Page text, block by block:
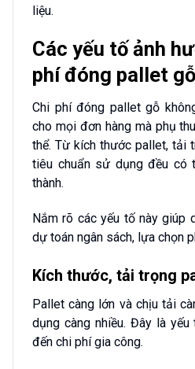
liệu.
Các yếu tố ảnh
phí đóng pallet gỗ
Chi phí đóng pallet gỗ
cho mọi đơn hàng mà phụ
thể. Từ kích thước pallet, tải
tiêu chuẩn sử dụng đều có
thành.
Nắm rõ các yếu tố này giúp
dự toán ngân sách, lựa chọn
Kích thước, tải trọng
Pallet càng lớn và chịu tải
dụng càng nhiều. Đây là
đến chi phí gia công.